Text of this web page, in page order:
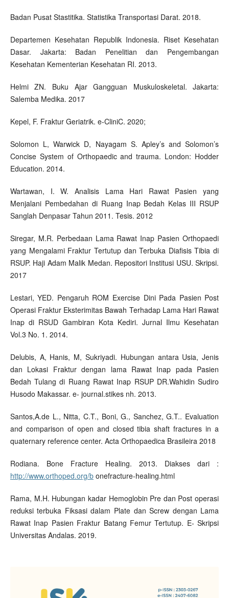
Badan Pusat Stastitika. Statistika Transportasi Darat. 2018.
Departemen Kesehatan Republik Indonesia. Riset Kesehatan
Dasar. Jakarta: Badan Penelitian dan Pengembangan
Kesehatan Kementerian Kesehatan RI. 2013.
Helmi ZN. Buku Ajar Gangguan Muskuloskeletal. Jakarta:
Salemba Medika. 2017
Kepel, F. Fraktur Geriatrik. e-CliniC. 2020;
Solomon L, Warwick D, Nayagam S. Apley’s and Solomon’s
Concise System of Orthopaedic and trauma. London: Hodder
Education. 2014.
Wartawan, I. W. Analisis Lama Hari Rawat Pasien yang
Menjalani Pembedahan di Ruang Inap Bedah Kelas III RSUP
Sanglah Denpasar Tahun 2011. Tesis. 2012
Siregar, M.R. Perbedaan Lama Rawat Inap Pasien Orthopaedi
yang Mengalami Fraktur Tertutup dan Terbuka Diafisis Tibia di
RSUP. Haji Adam Malik Medan. Repositori Institusi USU. Skripsi.
2017
Lestari, YED. Pengaruh ROM Exercise Dini Pada Pasien Post
Operasi Fraktur Eksterimitas Bawah Terhadap Lama Hari Rawat
Inap di RSUD Gambiran Kota Kediri. Jurnal Ilmu Kesehatan
Vol.3 No. 1. 2014.
Delubis, A, Hanis, M, Sukriyadi. Hubungan antara Usia, Jenis
dan Lokasi Fraktur dengan lama Rawat Inap pada Pasien
Bedah Tulang di Ruang Rawat Inap RSUP DR.Wahidin Sudiro
Husodo Makassar. e- journal.stikes nh. 2013.
Santos,A.de L., Nitta, C.T., Boni, G., Sanchez, G.T.. Evaluation
and comparison of open and closed tibia shaft fractures in a
quaternary reference center. Acta Orthopaedica Brasileira 2018
Rodiana. Bone Fracture Healing. 2013. Diakses dari :
http://www.orthoped.org/bonefracture-healing.html
Rama, M.H. Hubungan kadar Hemoglobin Pre dan Post operasi
reduksi terbuka Fiksasi dalam Plate dan Screw dengan Lama
Rawat Inap Pasien Fraktur Batang Femur Tertutup. E- Skripsi
Universitas Andalas. 2019.